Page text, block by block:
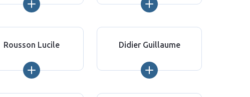
Rousson Lucile Didier Guillaume